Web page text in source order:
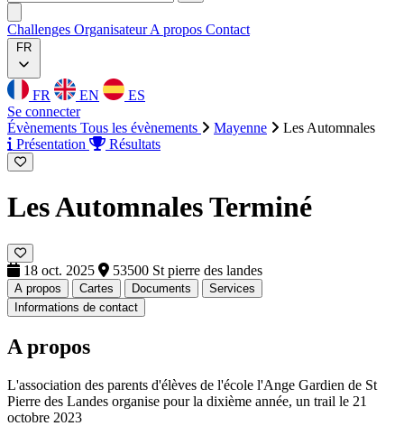
Challenges OrganisateurA propos Contact
FR
FR EN
ES
Se connecter
Évènements Tous les évènements Mayenne
Les Automnales
Présentation
Résultats
Les AutomnalesTerminé
18 oct. 2025 53500 St pierre des landes
A propos Cartes Documents
Services
Informations de contact
A propos
L'association des parents d'élèves de l'école l'Ange Gardien de St
Pierre des Landes organise pour la dixième année, un trail le 21
octobre 2023